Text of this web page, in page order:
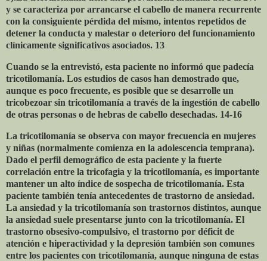
y se caracteriza por arrancarse el cabello de manera recurrente
con la consiguiente pérdida del mismo, intentos repetidos de
detener la conducta y malestar o deterioro del funcionamiento
clínicamente significativos asociados. 13
Cuando se la entrevistó, esta paciente no informó que padecía
tricotilomanía. Los estudios de casos han demostrado que,
aunque es poco frecuente, es posible que se desarrolle un
tricobezoar sin tricotilomanía a través de la ingestión de cabello
de otras personas o de hebras de cabello desechadas. 14-16
La tricotilomanía se observa con mayor frecuencia en mujeres
y niñas (normalmente comienza en la adolescencia temprana).
Dado el perfil demográfico de esta paciente y la fuerte
correlación entre la tricofagia y la tricotilomanía, es importante
mantener un alto índice de sospecha de tricotilomanía. Esta
paciente también tenía antecedentes de trastorno de ansiedad.
La ansiedad y la tricotilomanía son trastornos distintos, aunque
la ansiedad suele presentarse junto con la tricotilomanía. El
trastorno obsesivo-compulsivo, el trastorno por déficit de
atención e hiperactividad y la depresión también son comunes
entre los pacientes con tricotilomanía, aunque ninguna de estas